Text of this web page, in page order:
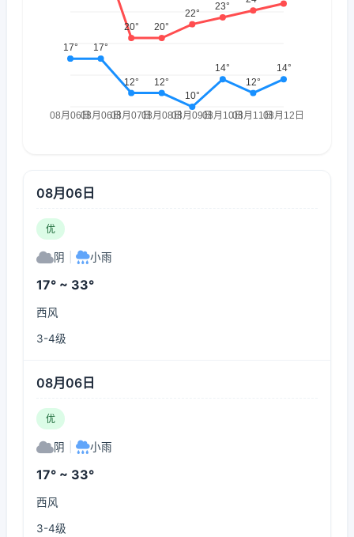
08月06日
优
阴 小雨
17° ~ 33°
西风
3-4级
08月06日
优
阴 小雨
17° ~ 33°
西风
3-4级